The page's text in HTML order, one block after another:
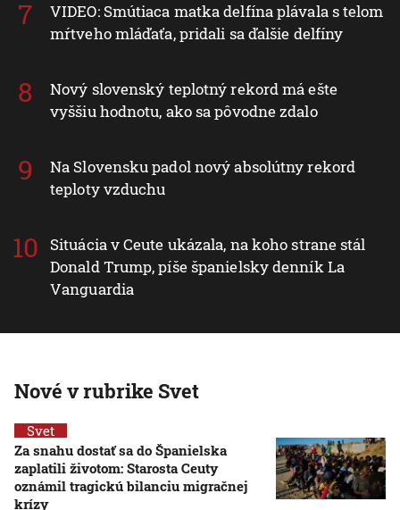
VIDEO: Smútiaca matka delfína plávala s telom
mŕtveho mláďaťa, pridali sa ďalšie delfíny
Nový slovenský teplotný rekord má ešte
vyššiu hodnotu, ako sa pôvodne zdalo
Na Slovensku padol nový absolútny rekord
teploty vzduchu
Situácia v Ceute ukázala, na koho strane stál
Donald Trump, píše španielsky denník La
Vanguardia
Nové v rubrike Svet
Svet
Za snahu dostať sa do Španielska
zaplatili životom: Starosta Ceuty
oznámil tragickú bilanciu migračnej
krízy